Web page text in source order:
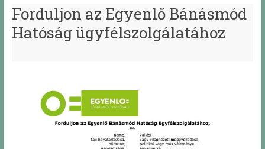
Forduljon az Egyenlő Bánásmód
Hatóság ügyfélszolgálatához